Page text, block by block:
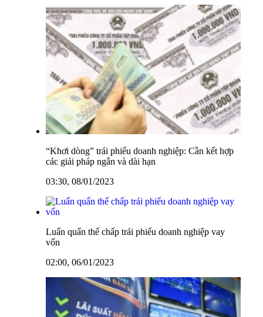
“Khơi dòng” trái phiếu doanh nghiệp: Cần kết hợp
các giải pháp ngắn và dài hạn
03:30, 08/01/2023
Luẩn quẩn thế chấp trái phiếu doanh nghiệp vay
vốn
02:00, 06/01/2023